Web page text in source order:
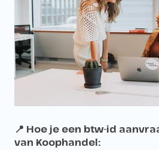
📍 Hoe je een btw-id
van Koophandel: